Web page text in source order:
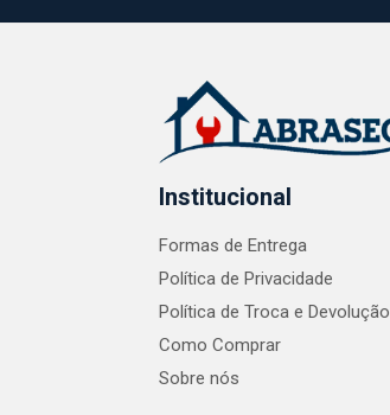
Institucional
Formas de Entrega
Política de Privacidade
Política de Troca e Devolução
Como Comprar
Sobre nós